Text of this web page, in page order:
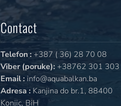
Contact
Telefon : +387 ( 36) 28 70 08
Viber (poruke): +38762 301 303
Email : info@aquabalkan.ba
Adresa : Kanjina do br.1, 88400
Konjic, BiH